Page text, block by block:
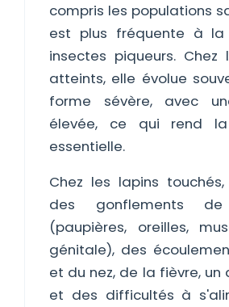
compris les populations
est plus fréquente à la
insectes piqueurs. Chez
atteints, elle évolue
forme sévère, avec
élevée, ce qui rend la
essentielle.
Chez les lapins
des gonflements
(paupières, oreilles,
génitale), des
et du nez, de la fièvre,
et des difficultés à